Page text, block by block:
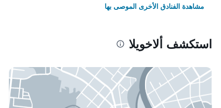
مشاهدة الفنادق الأخرى الموصى بها
استكشف ألاخويلا